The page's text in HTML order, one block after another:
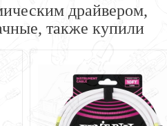
драйвером,
также купили